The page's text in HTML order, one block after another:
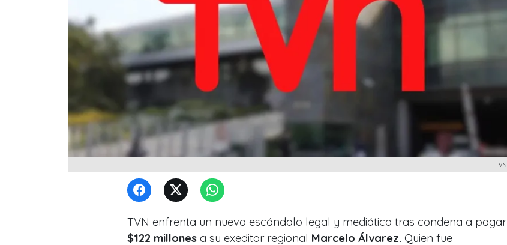
TVN
TVN enfrenta un nuevo escándalo legal y mediático tras condena a pagar
$122 millones a su exeditor regional Marcelo Álvarez. Quien fue